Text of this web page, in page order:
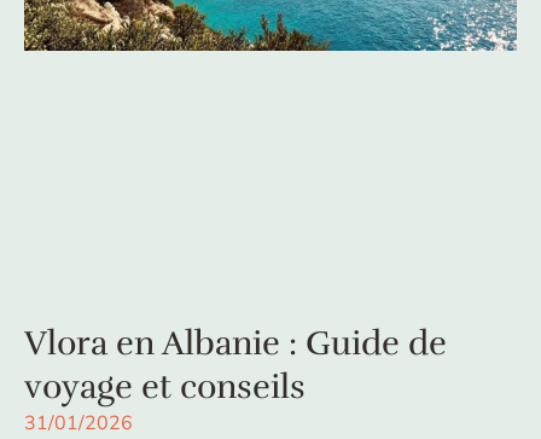
Vlora en Albanie : Guide de
voyage et conseils
31/01/2026